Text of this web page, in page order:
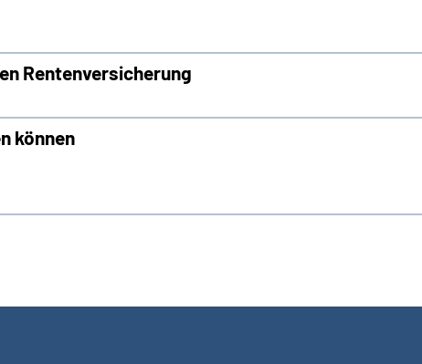
Rentenversicherung
können